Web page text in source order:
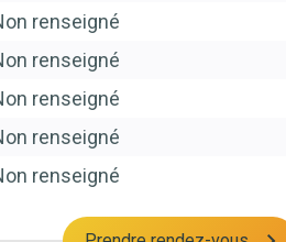
renseigné
renseigné
renseigné
renseigné
renseigné